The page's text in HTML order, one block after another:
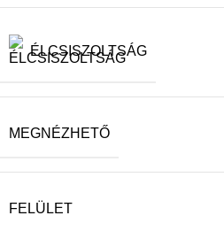
ÉLCSISZOLTSÁG
MEGNÉZHETŐ
FELÜLET